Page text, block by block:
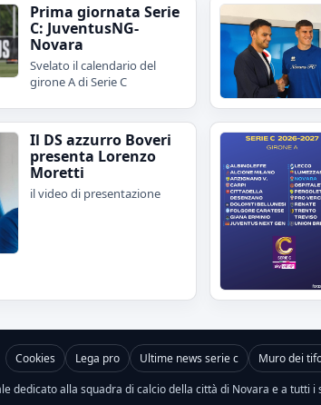
Prima giornata Serie
C: JuventusNG-
Novara
Svelato il calendario del
girone A di Serie C
Il DS azzurro Boveri
presenta Lorenzo
Moretti
il video di presentazione
Cookies Lega pro Ultime news serie c Muro dei
dedicato alla squadra di calcio della città di Novara e a tutti i